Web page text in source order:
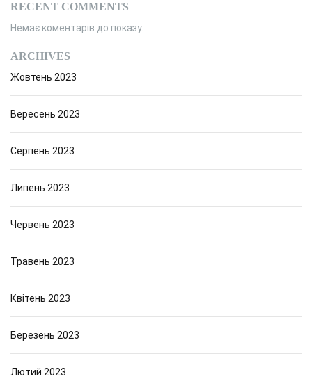
RECENT COMMENTS
Немає коментарів до показу.
ARCHIVES
Жовтень 2023
Вересень 2023
Серпень 2023
Липень 2023
Червень 2023
Травень 2023
Квітень 2023
Березень 2023
Лютий 2023